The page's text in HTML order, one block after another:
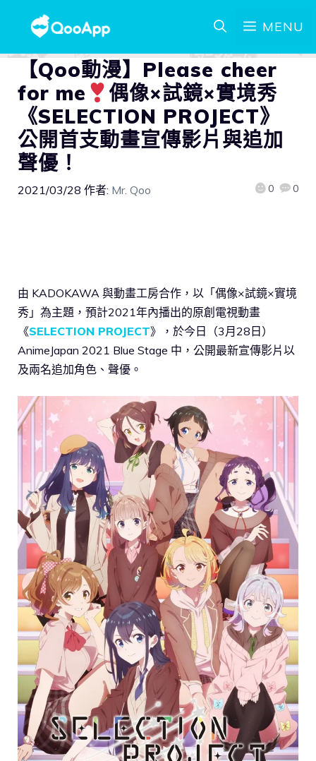
MENU
【Qoo動漫】Please cheer
for me
偶像×試鏡×實境秀
《SELECTION PROJECT》
公開首支動畫宣傳影片與追加
聲優！
2021/03/28 作者: Mr. Qoo 0 0
由 KADOKAWA 與動畫工房合作，以「偶像×試鏡×實境
秀」為主題，預計2021年內播出的原創電視動畫
《SELECTION PROJECT》，於今日（3月28日）
AnimeJapan 2021 Blue Stage 中，公開最新宣傳影片以
及兩名追加角色、聲優。